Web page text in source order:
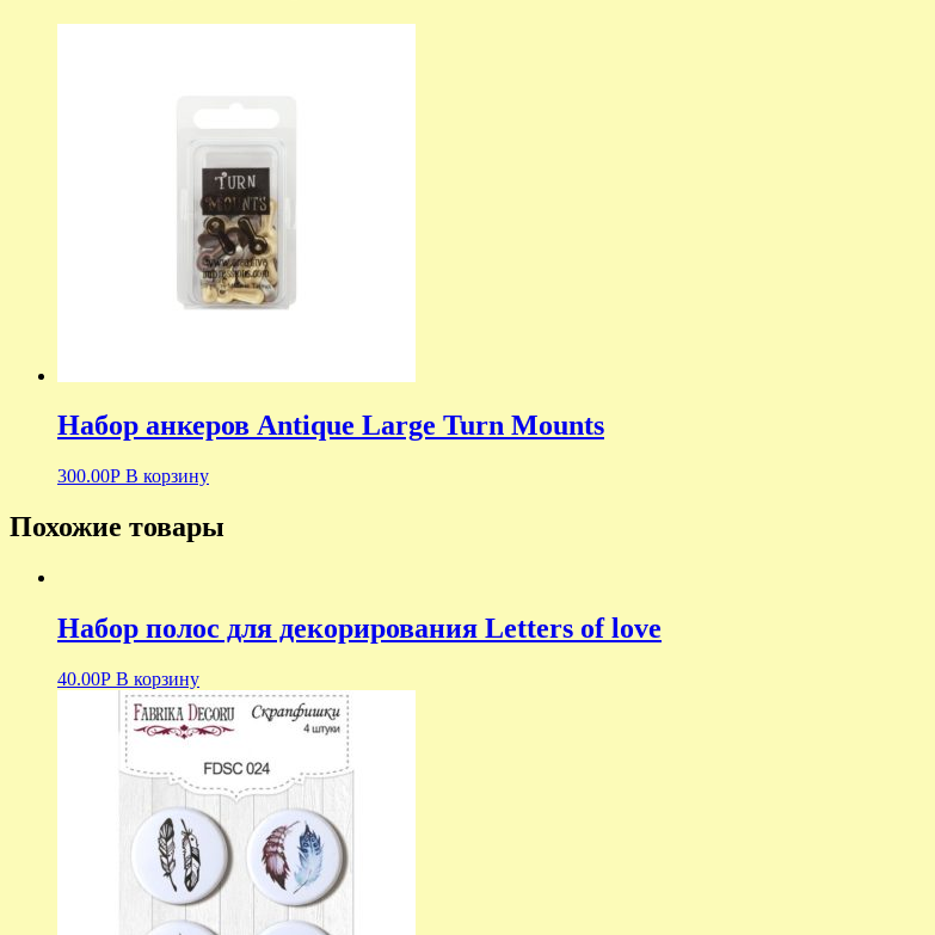
Набор анкеров Antique Large Turn Mounts
300.00Р В корзину
Похожие товары
Набор полос для декорирования Letters of love
40.00Р В корзину